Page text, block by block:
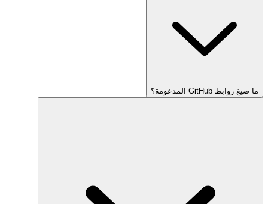
ما صيغ روابط GitHub المدعومة؟